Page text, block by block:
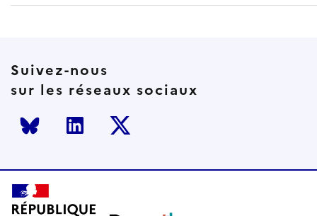
Suivez-nous
sur les réseaux sociaux
Bluesky LinkedInTwitter